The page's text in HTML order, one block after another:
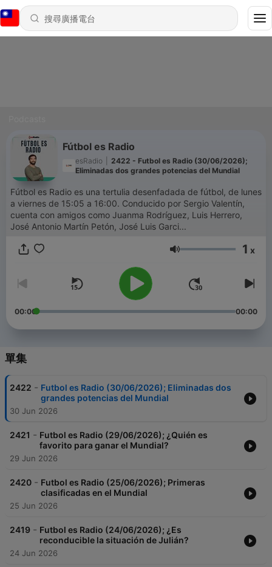
Fútbol es Radio
esRadio
2422 - Futbol es Radio (30/06/2026);
Eliminadas dos grandes potencias del Mundial
Fútbol es Radio es una tertulia desenfadada de fútbol, de lunes
a viernes de 15:05 a 16:00. Conducido por Sergio Valentín,
cuenta con amigos como Juanma Rodríguez, Luis Herrero,
José Antonio Martín Petón, José Luis Garci...
音量 1 x
00:00 00:00
單集
2422 - Futbol es Radio (30/06/2026); Eliminadas dos
grandes potencias del Mundial
30 Jun 2026
2421 - Futbol es Radio (29/06/2026); ¿Quién es
favorito para ganar el Mundial?
29 Jun 2026
2420 - Futbol es Radio (25/06/2026); Primeras
clasificadas en el Mundial
25 Jun 2026
2419 - Futbol es Radio (24/06/2026); ¿Es
reconducible la situación de Julián?
24 Jun 2026